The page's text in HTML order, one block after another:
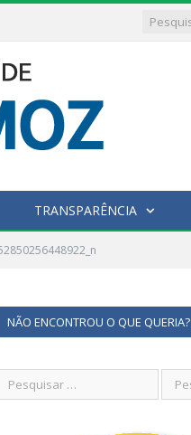
TRANSPARÊNCIA
NÃO ENCONTROU O QUE QUERIA?